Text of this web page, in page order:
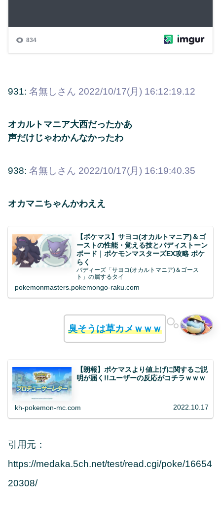
931: 名無しさん 2022/10/17(月) 16:12:19.12
オカルトマニア大西だったかあ
声だけじゃわかんなかったわ
938: 名無しさん 2022/10/17(月) 16:19:40.35
オカマニちゃんかわええ
【ポケマス】サヨコ(オカルトマニア)＆ゴ
ーストの性能・覚える技とバディストーン
ボード｜ポケモンマスターズEX攻略 ポケ
らく
バディーズ「サヨコ(オカルトマニア)＆ゴース
ト」の属するタイ
pokemonmasters.pokemongo-raku.com
臭そうは草カメｗｗｗ
【朗報】ポケマスより値上げに関するご説
明が届く!!ユーザーの反応がコチラｗｗｗ
kh-pokemon-mc.com 2022.10.17
引用元：
https://medaka.5ch.net/test/read.cgi/poke/16654
20308/